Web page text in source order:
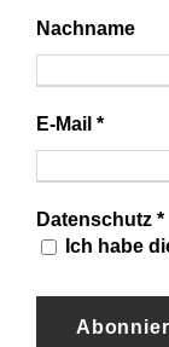
Nachname
E-Mail *
Datenschutz *
Ich habe